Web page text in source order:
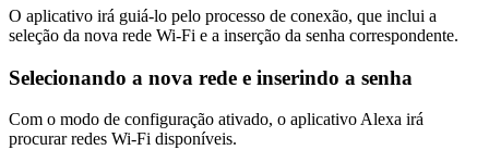
O aplicativo irá guiá-lo pelo processo de conexão, que inclui a
seleção da nova rede Wi-Fi e a inserção da senha correspondente.
Selecionando a nova rede e inserindo a senha
Com o modo de configuração ativado, o aplicativo Alexa irá
procurar redes Wi-Fi disponíveis.